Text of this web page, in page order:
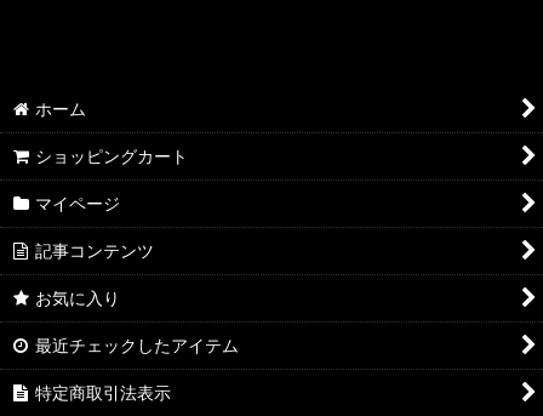
ホーム
ショッピングカート
マイページ
記事コンテンツ
お気に入り
最近チェックしたアイテム
特定商取引法表示